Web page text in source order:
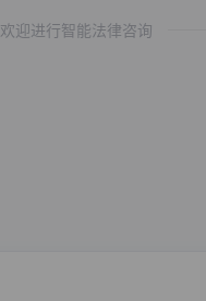
欢迎进行智能法律咨询